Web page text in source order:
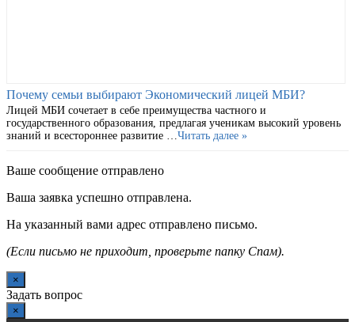
Почему семьи выбирают Экономический лицей МБИ?
Лицей МБИ сочетает в себе преимущества частного и
государственного образования, предлагая ученикам высокий уровень
знаний и всестороннее развитие … Читать далее »
Ваше сообщение отправлено
Ваша заявка успешно отправлена.
На указанный вами адрес отправлено письмо.
(Если письмо не приходит, проверьте папку Спам).
×
Задать вопрос
×